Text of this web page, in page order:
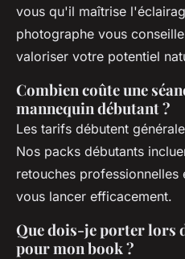
vous qu'il maîtrise
photographe vous
valoriser votre potentiel
Combien coûte une
mannequin débutant ?
Les tarifs débutent
Nos packs débutants
retouches professionnelles
vous lancer efficacement.
Que dois-je porter lors
pour mon book ?